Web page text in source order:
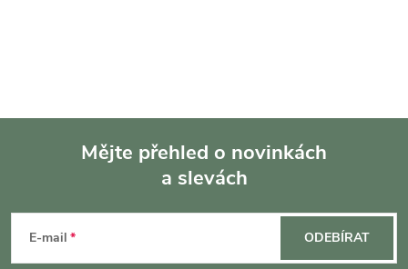
Mějte přehled o novinkách
a slevách
E-mail ODEBÍRAT